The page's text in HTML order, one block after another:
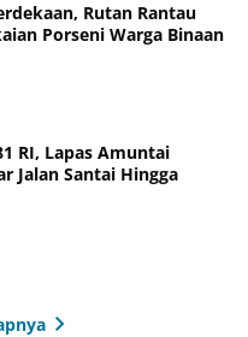
Rutan Rantau
Porseni Warga Binaan
RI, Lapas Amuntai
Jalan Santai Hingga